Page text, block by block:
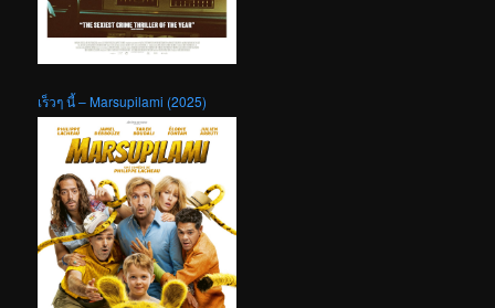
เร็วๆ นี้ – Marsupilami (2025)